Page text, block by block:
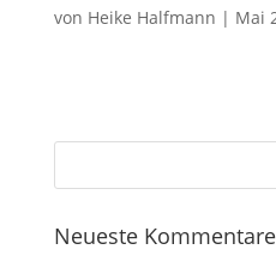
von Heike Halfmann | Mai
Neueste Kommentare